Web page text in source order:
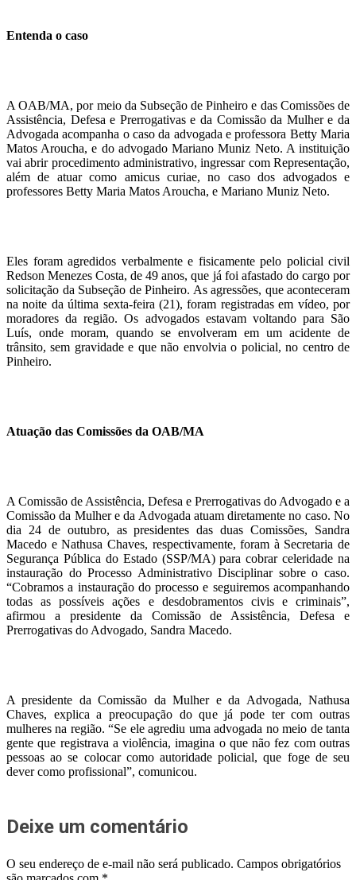
Entenda o caso
A OAB/MA, por meio da Subseção de Pinheiro e das Comissões de
Assistência, Defesa e Prerrogativas e da Comissão da Mulher e da
Advogada acompanha o caso da advogada e professora Betty Maria
Matos Aroucha, e do advogado Mariano Muniz Neto. A instituição
vai abrir procedimento administrativo, ingressar com Representação,
além de atuar como amicus curiae, no caso dos advogados e
professores Betty Maria Matos Aroucha, e Mariano Muniz Neto.
Eles foram agredidos verbalmente e fisicamente pelo policial civil
Redson Menezes Costa, de 49 anos, que já foi afastado do cargo por
solicitação da Subseção de Pinheiro. As agressões, que aconteceram
na noite da última sexta-feira (21), foram registradas em vídeo, por
moradores da região. Os advogados estavam voltando para São
Luís, onde moram, quando se envolveram em um acidente de
trânsito, sem gravidade e que não envolvia o policial, no centro de
Pinheiro.
Atuação das Comissões da OAB/MA
A Comissão de Assistência, Defesa e Prerrogativas do Advogado e a
Comissão da Mulher e da Advogada atuam diretamente no caso. No
dia 24 de outubro, as presidentes das duas Comissões, Sandra
Macedo e Nathusa Chaves, respectivamente, foram à Secretaria de
Segurança Pública do Estado (SSP/MA) para cobrar celeridade na
instauração do Processo Administrativo Disciplinar sobre o caso.
“Cobramos a instauração do processo e seguiremos acompanhando
todas as possíveis ações e desdobramentos civis e criminais”,
afirmou a presidente da Comissão de Assistência, Defesa e
Prerrogativas do Advogado, Sandra Macedo.
A presidente da Comissão da Mulher e da Advogada, Nathusa
Chaves, explica a preocupação do que já pode ter com outras
mulheres na região. “Se ele agrediu uma advogada no meio de tanta
gente que registrava a violência, imagina o que não fez com outras
pessoas ao se colocar como autoridade policial, que foge de seu
dever como profissional”, comunicou.
Deixe um comentário
O seu endereço de e-mail não será publicado. Campos obrigatórios